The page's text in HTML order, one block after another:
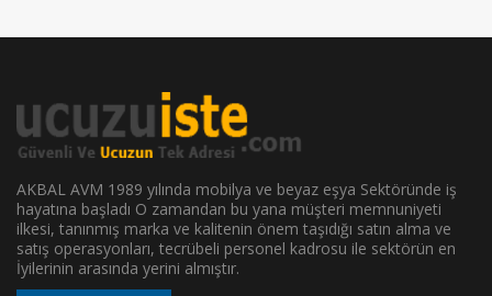
AKBAL AVM 1989 yılında mobilya ve beyaz eşya Sektöründe iş
hayatına başladı O zamandan bu yana müşteri memnuniyeti
ilkesi, tanınmış marka ve kalitenin önem taşıdığı satın alma ve
satış operasyonları, tecrübeli personel kadrosu ile sektörün en
İyilerinin arasında yerini almıştır.